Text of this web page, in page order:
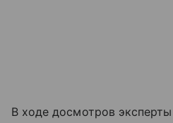
В ходе досмотров